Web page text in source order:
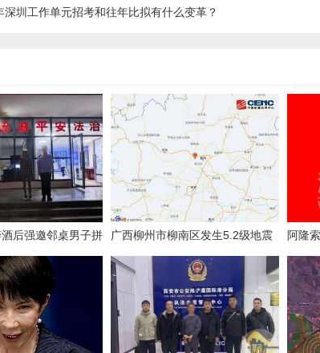
深圳工作单元招考和往年比拟有什么变革？
后强邀邻桌男子拼
不满言语辱骂
广西柳州市柳南区发生5.2级地震
南宁、河池等地有震感
阿隆
后卫
队：